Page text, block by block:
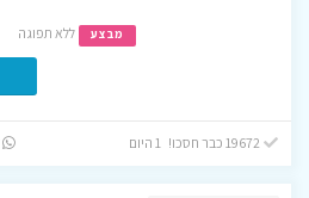
מבצע ללא תפוגה